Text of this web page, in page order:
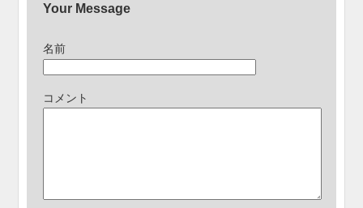
Your Message
名前
コメント